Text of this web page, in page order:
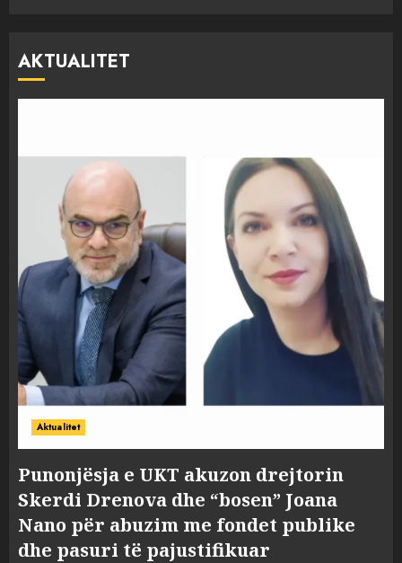
AKTUALITET
Aktualitet
Punonjësja e UKT akuzon drejtorin
Skerdi Drenova dhe “bosen” Joana
Nano për abuzim me fondet publike
dhe pasuri të pajustifikuar